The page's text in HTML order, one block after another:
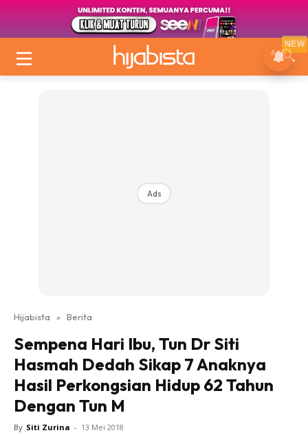
Ads
Hijabista » Berita
Sempena Hari Ibu, Tun Dr Siti
Hasmah Dedah Sikap 7 Anaknya
Hasil Perkongsian Hidup 62 Tahun
Dengan Tun M
By Siti Zurina - 13 Mei 2018
NEW